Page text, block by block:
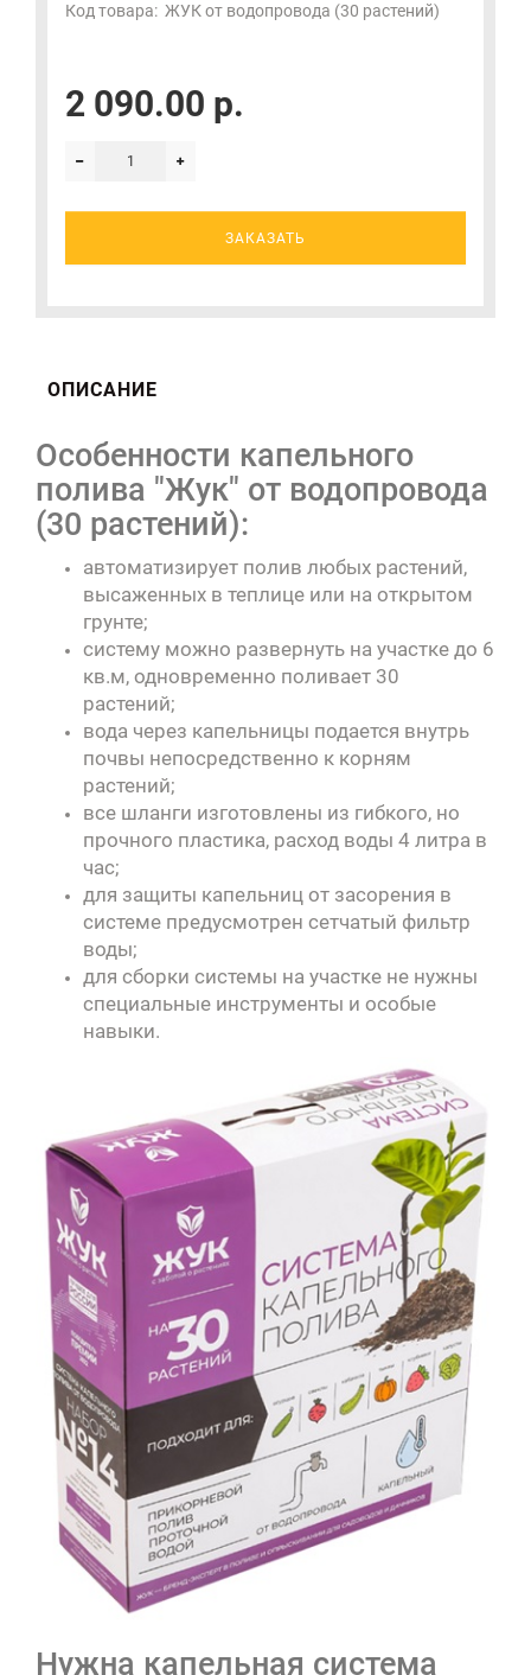
Код товара: ЖУК от водопровода (30 растений)
2 090.00 р.
ЗАКАЗАТЬ
ОПИСАНИЕ
Особенности капельного
полива "Жук" от водопровода
(30 растений):
автоматизирует полив любых растений,
высаженных в теплице или на открытом
грунте;
систему можно развернуть на участке до 6
кв.м, одновременно поливает 30
растений;
вода через капельницы подается внутрь
почвы непосредственно к корням
растений;
все шланги изготовлены из гибкого, но
прочного пластика, расход воды 4 литра в
час;
для защиты капельниц от засорения в
системе предусмотрен сетчатый фильтр
воды;
для сборки системы на участке не нужны
специальные инструменты и особые
навыки.
Нужна капельная система